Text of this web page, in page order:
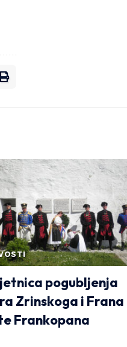
pogubljenja
Zrinskoga i Frana
Frankopana